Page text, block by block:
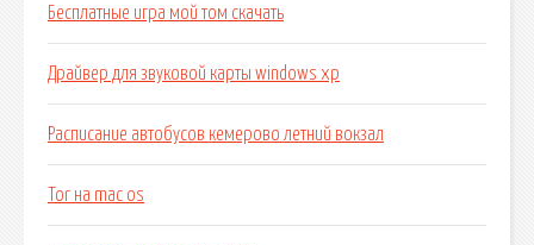
Бесплатные игра мой том скачать
Драйвер для звуковой карты windows xp
Расписание автобусов кемерово летний вокзал
Tor на mac os